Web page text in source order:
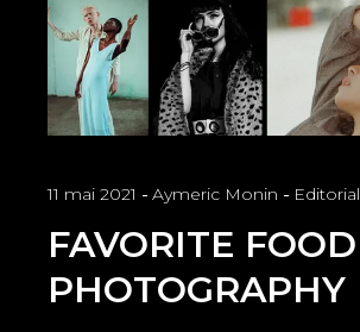
11 mai 2021 Aymeric Monin Editorial
FAVORITE FOOD
PHOTOGRAPHY